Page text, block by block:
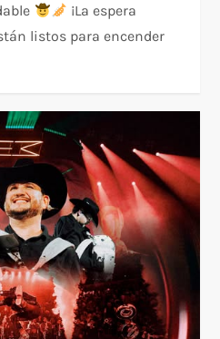
¡La espera
listos para encender